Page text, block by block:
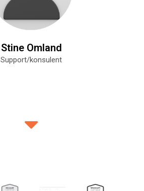
Stine Omland
Support/konsulent